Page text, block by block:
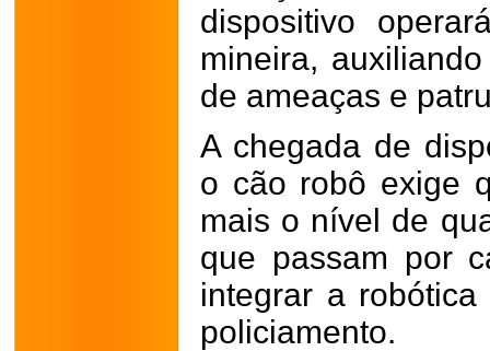
dispositivo
mineira,
de ameaças e
A chegada de
o cão robô exige
mais o nível de
que passam por
integrar a
policiamento.